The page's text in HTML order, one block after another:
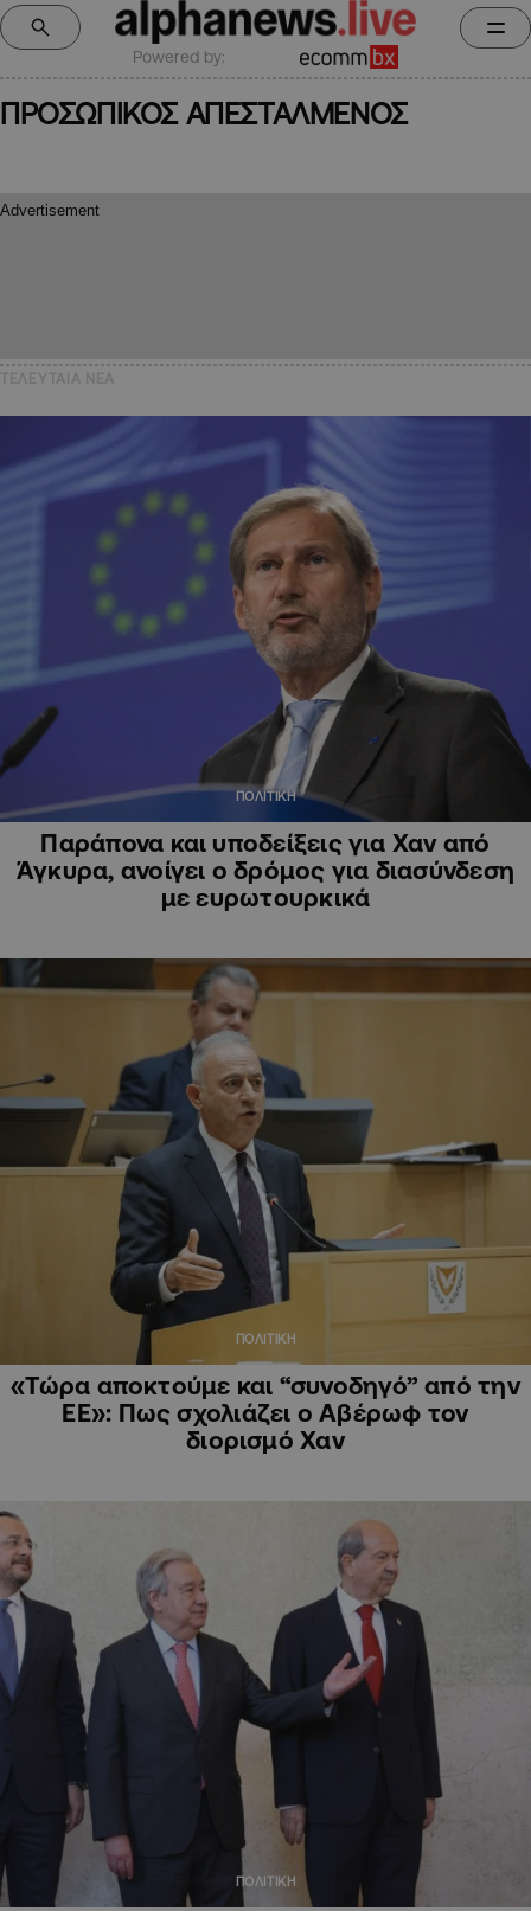
Powered by:
ΠΡΟΣΩΠΙΚΟΣ ΑΠΕΣΤΑΛΜΕΝΟΣ
ΠΟΛΙΤΙΚΗ
Παράπονα και υποδείξεις για Χαν από
Άγκυρα, ανοίγει o δρόμος για διασύνδεση
με ευρωτουρκικά
ΠΟΛΙΤΙΚΗ
«Τώρα αποκτούμε και “συνοδηγό” από την
ΕΕ»: Πως σχολιάζει ο Αβέρωφ τον
διορισμό Χαν
ΠΟΛΙΤΙΚΗ